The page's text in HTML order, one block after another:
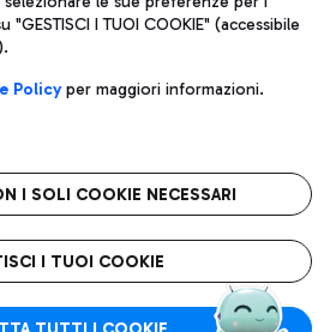
pensieri con il servizio di taxi a
una pausa gustosa in aeroporto
int. vers.
Racchetti 1 - 00054 Fiumicino (RM)
Note legali
Roma FCO
stellato
I TUOI COOKIE" (accessibile
Policyper maggiori informazioni.
I SOLI COOKIE NECESSARI
I TUOI COOKIE